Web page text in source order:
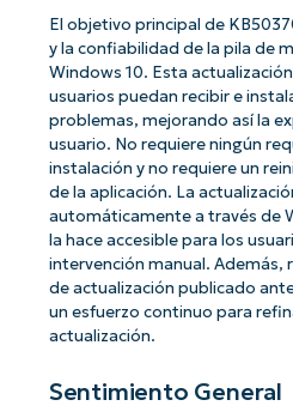
El objetivo principal de
y la confiabilidad de la pila de
Windows 10. Esta
usuarios puedan recibir e
problemas, mejorando así la
usuario. No requiere ningún
instalación y no requiere un
de la aplicación. La
automáticamente a través de
la hace accesible para los
intervención manual. Además,
de actualización publicado
un esfuerzo continuo para
actualización.
Sentimiento General